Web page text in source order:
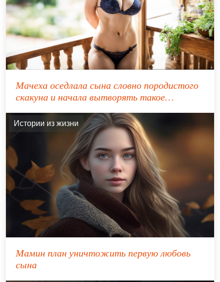
Мачеха оседлала сына словно породистого
скакуна и начала вытворять такое…
Истории из жизни
Мамин план уничтожить первую любовь
сына